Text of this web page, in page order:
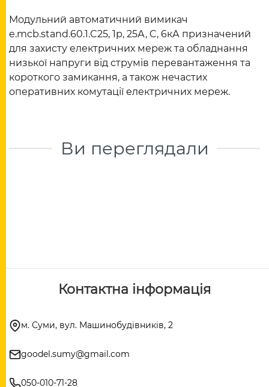
Модульний автоматичний вимикач
e.mcb.stand.60.1.C25, 1р, 25А, C, 6кА призначений
для захисту електричних мереж та обладнання
низької напруги від струмів перевантаження та
короткого замикання, а також нечастих
оперативних комутації електричних мереж.
Ви переглядали
Контактна інформація
м. Суми, вул. Машинобудівників, 2
goodel.sumy@gmail.com
050-010-71-28